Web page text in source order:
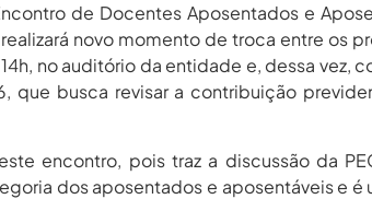
de Docentes Aposentados e
novo momento de troca entre os
no auditório da entidade e, dessa vez,
busca revisar a contribuição
encontro, pois traz a discussão da
dos aposentados e aposentáveis e é